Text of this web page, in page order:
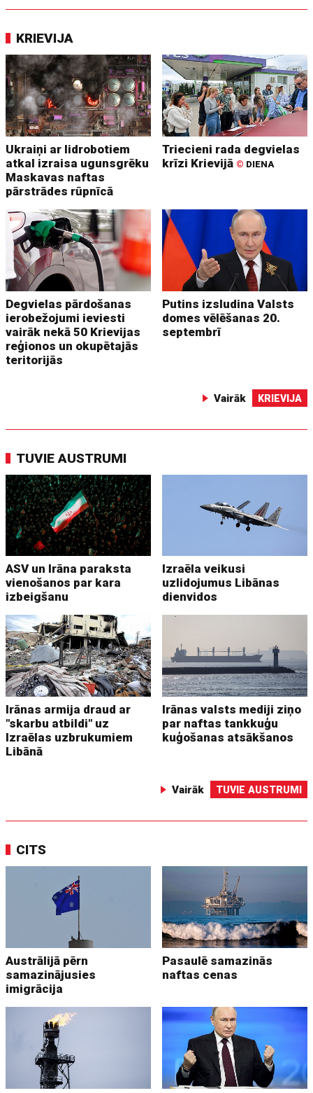
KRIEVIJA
Ukraiņi ar lidrobotiem
atkal izraisa ugunsgrēku
Maskavas naftas
pārstrādes rūpnīcā
Triecieni rada degvielas
krīzi Krievijā © DIENA
Degvielas pārdošanas
ierobežojumi ieviesti
vairāk nekā 50 Krievijas
reģionos un okupētajās
teritorijās
Putins izsludina Valsts
domes vēlēšanas 20.
septembrī
Vairāk KRIEVIJA
TUVIE AUSTRUMI
ASV un Irāna paraksta
vienošanos par kara
izbeigšanu
Izraēla veikusi
uzlidojumus Libānas
dienvidos
Irānas armija draud ar
"skarbu atbildi" uz
Izraēlas uzbrukumiem
Libānā
Irānas valsts mediji ziņo
par naftas tankkuģu
kuģošanas atsākšanos
Vairāk TUVIE AUSTRUMI
CITS
Austrālijā pērn
samazinājusies
imigrācija
Pasaulē samazinās
naftas cenas